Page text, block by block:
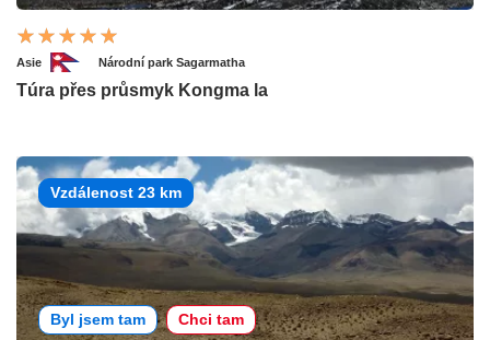
Asie Národní park Sagarmatha
Túra přes průsmyk Kongma la
Vzdálenost 23 km
Byl jsem tam Chci tam